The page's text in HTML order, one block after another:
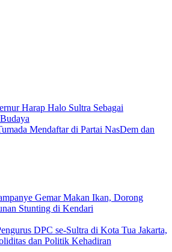
Harap Halo Sultra Sebagai
Mendaftar di Partai NasDem dan
Gemar Makan Ikan, Dorong
Stunting di Kendari
DPC se-Sultra di Kota Tua Jakarta,
dan Politik Kehadiran